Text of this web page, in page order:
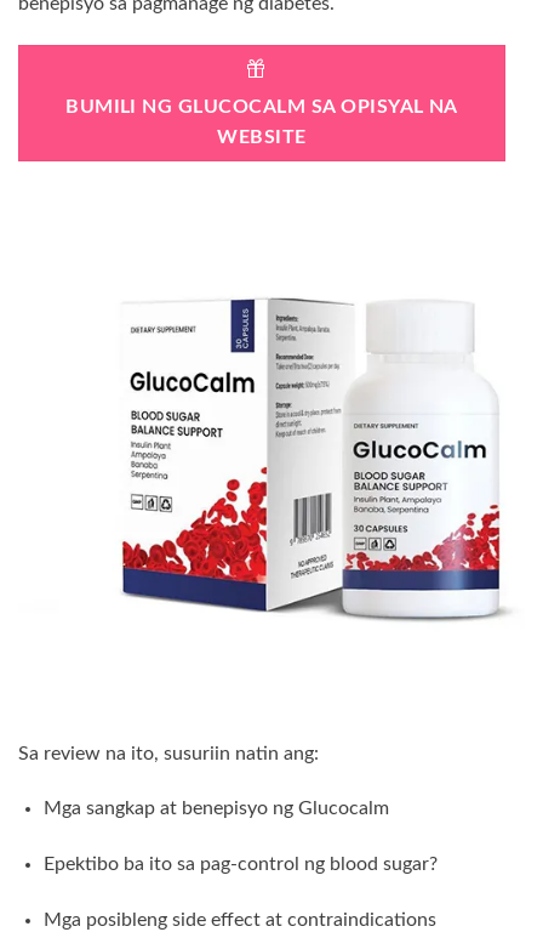
BUMILI NG GLUCOCALM SA OPISYAL NA
WEBSITE
Sa review na ito, susuriin natin ang:
Mga sangkap at benepisyo ng Glucocalm
Epektibo ba ito sa pag-control ng blood sugar?
Mga posibleng side effect at contraindications